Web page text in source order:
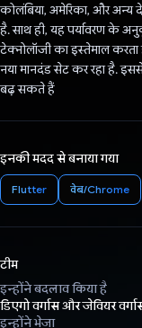
कोलंबिया, अमेरिका, और अन्य
है. साथ ही, यह पर्यावरण के
टेक्नोलॉजी का इस्तेमाल
नया मानदंड सेट कर रहा है.
बढ़ सकते हैं
इनकी मदद से बनाया गया
Flutter वेब/Chrome
टीम
इन्होंने बदलाव किया है
डिएगो वर्गास और जेवियर
इन्होंने भेजा